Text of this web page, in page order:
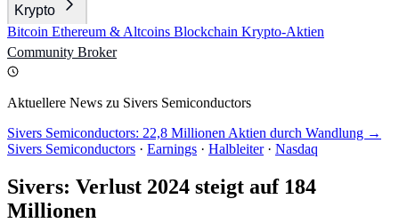
Krypto
Bitcoin Ethereum & Altcoins Blockchain Krypto-Aktien
Community Broker
Aktuellere News zu Sivers Semiconductors
Sivers Semiconductors: 22,8 Millionen Aktien durch Wandlung →
Sivers Semiconductors · Earnings · Halbleiter · Nasdaq
Sivers: Verlust 2024 steigt auf 184
Millionen